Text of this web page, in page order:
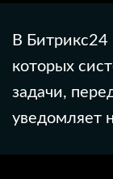
В
которых
задачи,
уведомляет